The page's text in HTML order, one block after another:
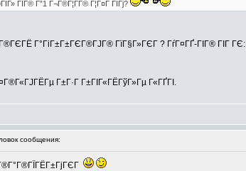
ГЇГ® Г”1 Г¬Г®Г¦Г­Г® Г¦Г¤Г ГІГј?
Г°ГіГ±Г±ГЄГ®ГЈГ® ГїГ§Г»ГЄГ ? ГѓГ¤ГҐ-ГІГ® ГІГ ГЄ:
Г±Г·Г Г±ГІГ«ГЁГўГ»Гµ Г«ГҐГІ.
сообщения: